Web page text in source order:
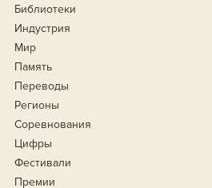
Библиотеки
Индустрия
Мир
Память
Переводы
Регионы
Соревнования
Цифры
Фестивали
Премии